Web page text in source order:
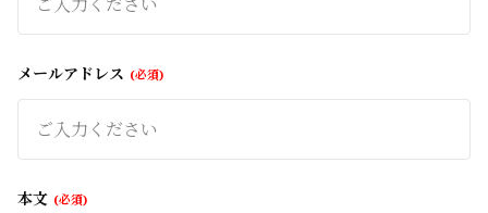
メールアドレス 必須
本文 必須